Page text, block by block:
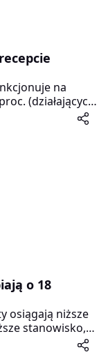
na
(działających
25,5 proc.). A to
przed 1989 r.
o 18
osiągają niższe
stanowisko,
a na szczeblu